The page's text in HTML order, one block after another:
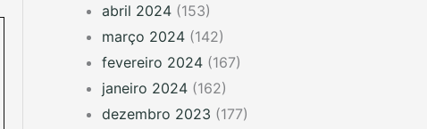
abril 2024 (153)
março 2024 (142)
fevereiro 2024 (167)
janeiro 2024 (162)
dezembro 2023 (177)